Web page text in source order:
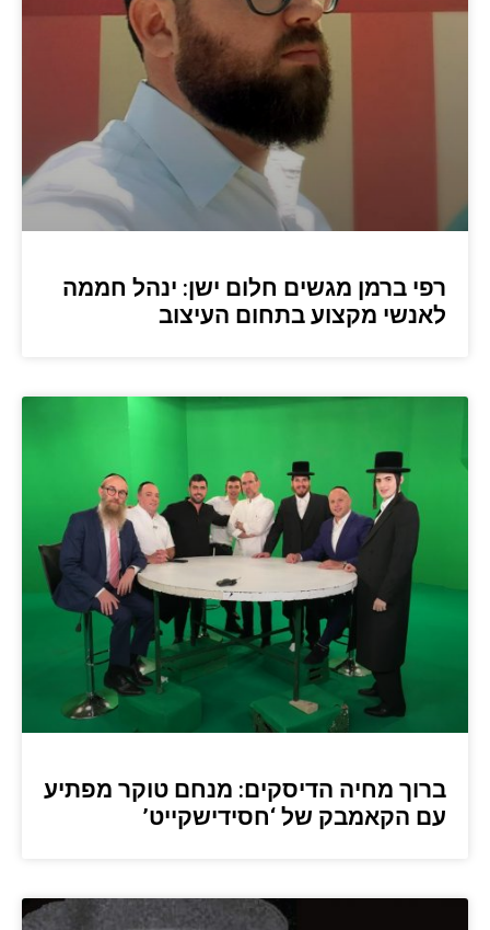
רפי ברמן מגשים חלום ישן: ינהל חממה
לאנשי מקצוע בתחום העיצוב
ברוך מחיה הדיסקים: מנחם טוקר מפתיע
עם הקאמבק של ‘חסידישקייט’